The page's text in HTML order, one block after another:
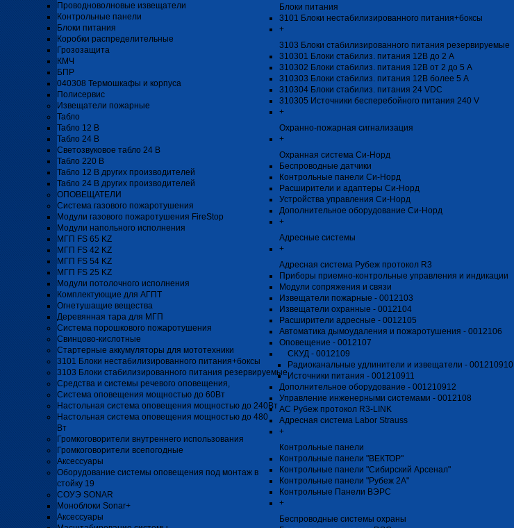
Проводноволновые извещатели
Контрольные панели
Блоки питания
Коробки распределительные
Грозозащита
КМЧ
БПР
040308 Термошкафы и корпуса
Полисервис
Извещатели пожарные
Табло
Табло 12 В
Табло 24 В
Светозвуковое табло 24 В
Табло 220 В
Табло 12 В других производителей
Табло 24 В других производителей
ОПОВЕЩАТЕЛИ
Система газового пожаротушения
Модули газового пожаротушения FireStop
Модули напольного исполнения
МГП FS 65 KZ
МГП FS 42 KZ
МГП FS 54 KZ
МГП FS 25 KZ
Модули потолочного исполнения
Комплектующие для АГПТ
Огнетушащие вещества
Деревянная тара для МГП
Система порошкового пожаротушения
Свинцово-кислотные
Стартерные аккумуляторы для мототехники
3101 Блоки нестабилизированного питания+боксы
3103 Блоки стабилизированного питания резервируемые
Средства и системы речевого оповещения,
Система оповещения мощностью до 60Вт
Настольная система оповещения мощностью до 240Вт
Настольная система оповещения мощностью до 480
Вт
Громкоговорители внутреннего использования
Громкоговорители всепогодные
Аксессуары
Оборудование системы оповещения под монтаж в
стойку 19
СОУЭ SONAR
Моноблоки Sonar+
Аксессуары
Блоки питания
3101 Блоки нестабилизированного питания+боксы
+
3103 Блоки стабилизированного питания резервируемые
310301 Блоки стабилиз. питания 12В до 2 А
310302 Блоки стабилиз. питания 12В от 2 до 5 А
310303 Блоки стабилиз. питания 12В более 5 А
310304 Блоки стабилиз. питания 24 VDC
310305 Источники бесперебойного питания 240 V
+
Охранно-пожарная сигнализация
+
Охранная система Си-Норд
Беспроводные датчики
Контрольные панели Си-Норд
Расширители и адаптеры Си-Норд
Устройства управления Си-Норд
Дополнительное оборудование Си-Норд
+
Адресные системы
+
Адресная система Рубеж протокол R3
Приборы приемно-контрольные управления и индикации
Модули сопряжения и связи
Извещатели пожарные - 0012103
Извещатели охранные - 0012104
Расширители адресные - 0012105
Автоматика дымоудаления и пожаротушения - 0012106
Оповещение - 0012107
СКУД - 0012109
Радиоканальные удлинители и извещатели - 001210910
Источники питания - 001210911
Дополнительное оборудование - 001210912
Управление инженерными системами - 0012108
АС Рубеж протокол R3-LINK
Адресная система Labor Strauss
+
Контрольные панели
Контрольные панели "ВЕКТОР"
Контрольные панели "Сибирский Арсенал"
Контрольные панели "Рубеж 2А"
Контрольные Панели ВЭРС
+
Беспроводные системы охраны